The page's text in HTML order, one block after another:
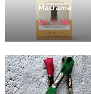
Macrame
SHOP NU